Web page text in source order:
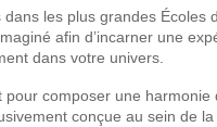
les plus grandes Écoles
afin d’incarner une
dans votre univers.
composer une harmonie
conçue au sein de la